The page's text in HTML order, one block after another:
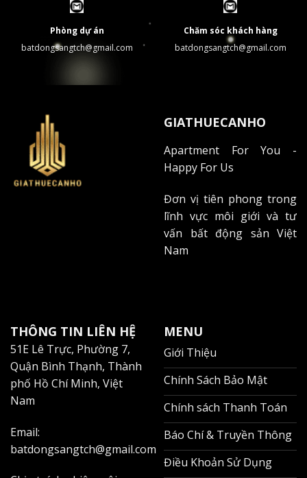
Phòng dự án
batdongsangtch@gmail.com
Chăm sóc khách hàng
batdongsangtch@gmail.com
GIATHUECANHO
Apartment For You -
Happy For Us
Đơn vị tiên phong trong
lĩnh vực môi giới và tư
vấn bất động sản Việt
Nam
THÔNG TIN LIÊN HỆ
51E Lê Trực, Phường 7,
Quận Bình Thạnh, Thành
phố Hồ Chí Minh, Việt
Nam
Email:
batdongsangtch@gmail.com
MENU
Giới Thiệu
Chính Sách Bảo Mật
Chính sách Thanh Toán
Báo Chí & Truyền Thông
Điều Khoản Sử Dụng